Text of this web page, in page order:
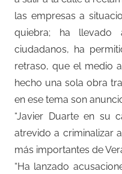
las empresas a
quiebra; ha
ciudadanos, ha
retraso, que el medio
hecho una sola obra
en ese tema son
“Javier Duarte en su
atrevido a criminalizar
más importantes de
“Ha lanzado